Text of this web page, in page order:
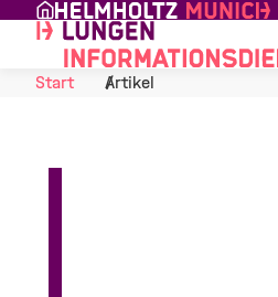
Skip to Content
Start
Artikel